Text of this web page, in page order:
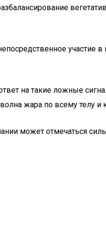
участие в
на такие ложные
жара по всему телу и
может отмечаться